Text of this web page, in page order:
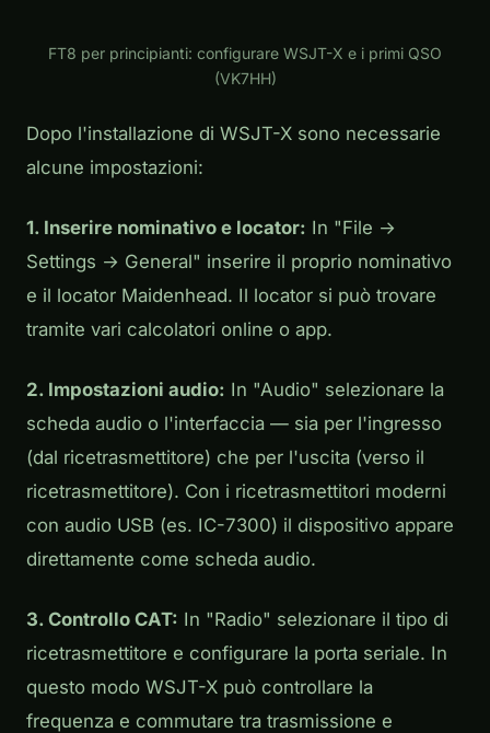
FT8 per principianti: configurare WSJT-X e i primi QSO
(VK7HH)
Dopo l'installazione di WSJT-X sono necessarie
alcune impostazioni:
1. Inserire nominativo e locator: In "File →
Settings → General" inserire il proprio nominativo
e il locator Maidenhead. Il locator si può trovare
tramite vari calcolatori online o app.
2. Impostazioni audio: In "Audio" selezionare la
scheda audio o l'interfaccia — sia per l'ingresso
(dal ricetrasmettitore) che per l'uscita (verso il
ricetrasmettitore). Con i ricetrasmettitori moderni
con audio USB (es. IC-7300) il dispositivo appare
direttamente come scheda audio.
3. Controllo CAT: In "Radio" selezionare il tipo di
ricetrasmettitore e configurare la porta seriale. In
questo modo WSJT-X può controllare la
frequenza e commutare tra trasmissione e